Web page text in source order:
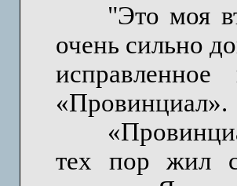
"Это моя
очень сильно
«Провинциал».
тех пор жил